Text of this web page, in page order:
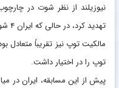
تهدید کرد، در حالی که ایران ۴ شوت در چارچوب داشت.
توپ را در اختیار داشت.